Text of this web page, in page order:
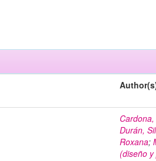
Durán,
Roxana;
(diseño